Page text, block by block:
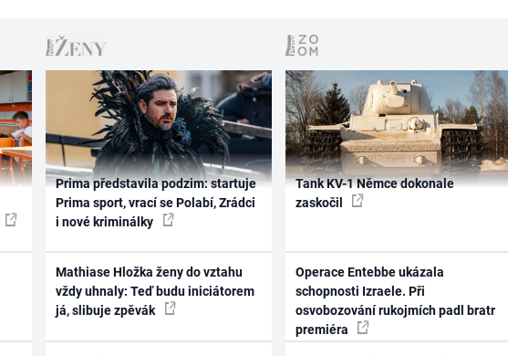
Prima představila podzim: startuje
Prima sport, vrací se Polabí, Zrádci
i nové kriminálky
Mathiase Hložka ženy do vztahu
vždy uhnaly: Teď budu iniciátorem
já, slibuje zpěvák
Tank KV-1 Němce dokonale
zaskočil
Operace Entebbe ukázala
schopnosti Izraele. Při
osvobozování rukojmích padl bratr
premiéra